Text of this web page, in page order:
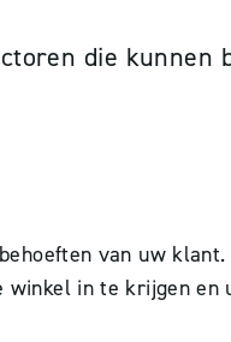
die kunnen
van uw
in te krijgen